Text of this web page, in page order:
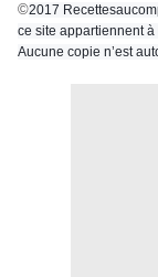
©2017
ce site appartiennent à
Aucune copie n’est